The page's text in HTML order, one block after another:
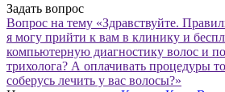
Задать вопрос
Вопрос на тему «Здравствуйте.
я могу прийти к вам в клинику и
компьютерную диагностику волос и
трихолога? А оплачивать процедуры
соберусь лечить у вас волосы?»